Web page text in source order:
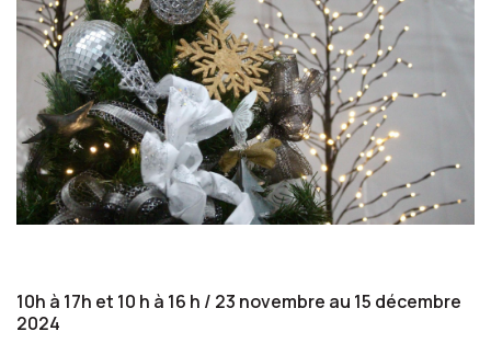
10h à 17h et 10 h à 16 h / 23 novembre au 15 décembre
2024